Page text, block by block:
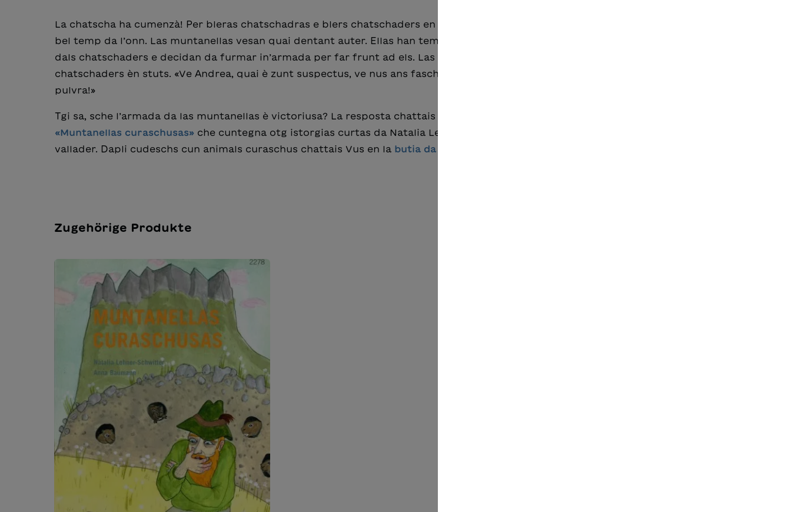
La chatscha ha cumenzà! Per bleras chatschadras e blers chatschaders en il Grischun è quai il pli
bel temp da l’onn. Las muntanellas vesan quai dentant auter. Ellas han tema da las chatschadras e
dals chatschaders e decidan da furmar in’armada per far frunt ad els. Las chatschadras ed ils
chatschaders èn stuts. «Ve Andrea, quai è zunt suspectus, ve nus ans faschain spert or da la
pulvra!»
Tgi sa, sche l’armada da las muntanellas è victoriusa? La resposta chattais Vus en il
«Muntanellas curaschusas» che cuntegna otg istorgias curtas da Natalia Lehner-Schwitter en
vallader.
Dapli cudeschs cun animals curaschus chattais Vus en la butia da la Lia Rumantscha
Produktgalerie überspringen
Zugehörige Produkte